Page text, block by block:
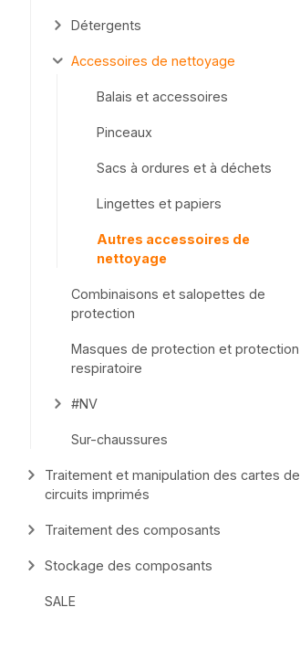
Détergents
Accessoires de nettoyage
Balais et accessoires
Pinceaux
Sacs à ordures et à déchets
Lingettes et papiers
Autres accessoires de
nettoyage
Combinaisons et salopettes de
protection
Masques de protection et protection
respiratoire
#NV
Sur-chaussures
Traitement et manipulation des cartes de
circuits imprimés
Traitement des composants
Stockage des composants
SALE